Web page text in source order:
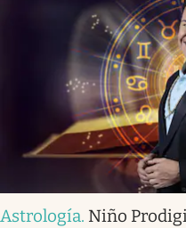
Astrología. Niño